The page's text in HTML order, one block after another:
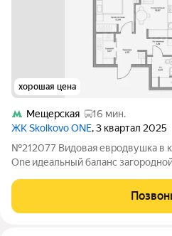
хорошая цена
Мещерская
16 мин.
ЖК Skolkovo ONE, 3 квартал 2025
№212077 Видовая евродвушка в
One идеальный баланс загородной приватности и динамики
кухней-гостиной и
огни вечерней Москвы,